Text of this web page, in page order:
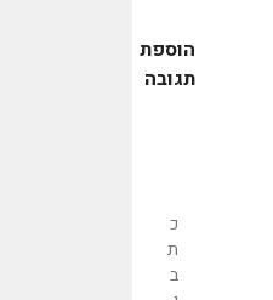
הוספת
תגובה